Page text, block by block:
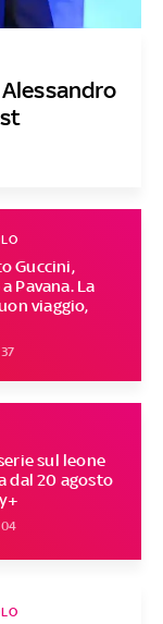
Guccini,
Pavana. La
viaggio,
sul leone
dal 20 agosto